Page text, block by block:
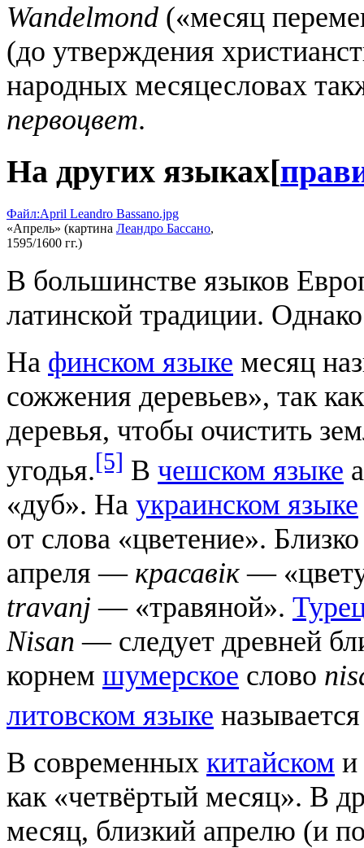
Wandelmond («месяц
(до утверждения
народных месяцесловах
первоцвет.
На других языках[
Файл:April Leandro Bassano.jpg
«Апрель» (картина Леандро Бассано,
1595/1600 гг.)
В большинстве языков
латинской традиции.
На финском языке месяц
сожжения деревьев», так
деревья, чтобы очистить
угодья.[5] В чешском языке
«дуб». На украинском языке
от слова «цветение».
апреля — красавік —
travanj — «травяной».
Nisan — следует древней
корнем шумерское слово
литовском языке
В современных китайском и
как «четвёртый месяц». В
месяц, близкий апрелю (и